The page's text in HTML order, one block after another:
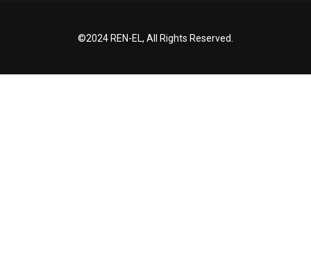
©2024 REN-EL, All Rights Reserved.